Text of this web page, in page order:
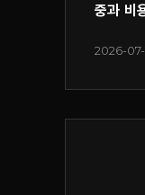
중과 비
2026-07-